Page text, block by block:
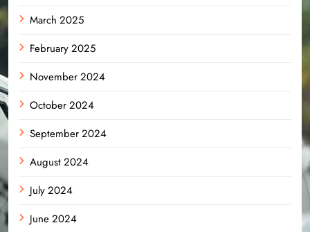
March 2025
February 2025
November 2024
October 2024
September 2024
August 2024
July 2024
June 2024